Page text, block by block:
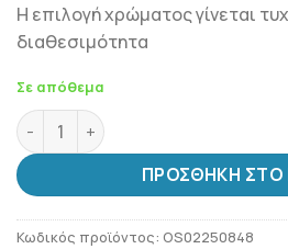
Η επιλογή χρώματος γίνεται
διαθεσιμότητα
Σε απόθεμα
Γόμα Ξύστρα Combination 184401
ΠΡΟΣΘΉΚΗ ΣΤΟ
Κωδικός προϊόντος: OS02250848